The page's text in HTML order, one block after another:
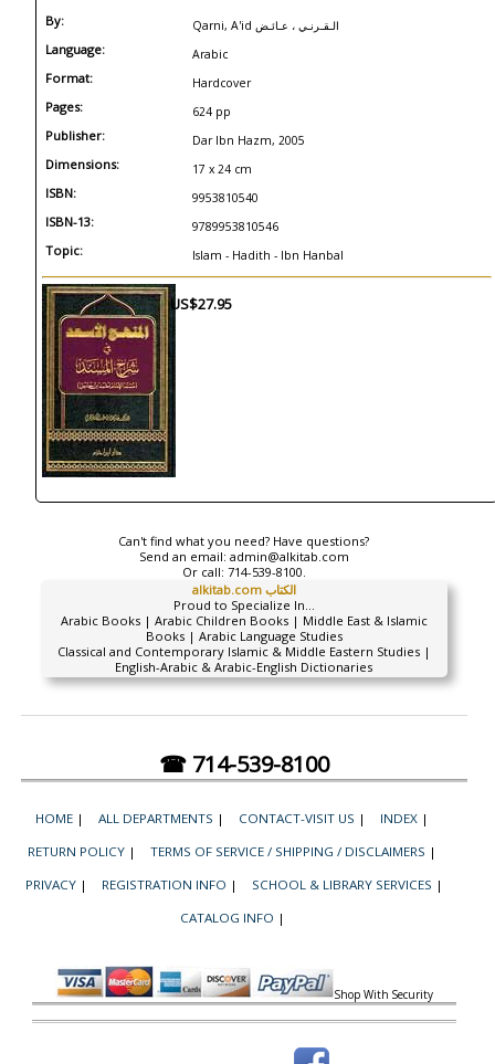
By: Qarni, A'id الـقـرنـي ، عـائـض
Language: Arabic
Format: Hardcover
Pages: 624 pp
Publisher: Dar Ibn Hazm, 2005
Dimensions: 17 x 24 cm
ISBN: 9953810540
ISBN-13: 9789953810546
Topic: Islam - Hadith - Ibn Hanbal
US$27.95
Can't find what you need? Have questions?
Send an email: admin@alkitab.com
Or call: 714-539-8100.
alkitab.com الكتاب
Proud to Specialize In...
Arabic Books | Arabic Children Books | Middle East & Islamic
Books | Arabic Language Studies
Classical and Contemporary Islamic & Middle Eastern Studies |
English-Arabic & Arabic-English Dictionaries
☎ 714-539-8100
HOME | ALL DEPARTMENTS | CONTACT-VISIT US | INDEX |
RETURN POLICY | TERMS OF SERVICE / SHIPPING / DISCLAIMERS |
PRIVACY | REGISTRATION INFO | SCHOOL & LIBRARY SERVICES |
CATALOG INFO |
Shop With Security